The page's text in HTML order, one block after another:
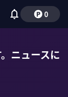
0
ニュースに